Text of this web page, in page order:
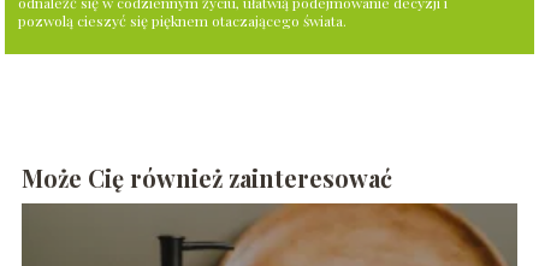
pozwolą cieszyć się pięknem otaczającego świata.
Może Cię również zainteresować